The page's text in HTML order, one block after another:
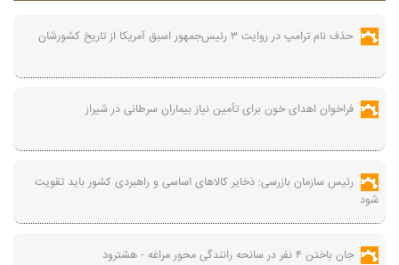
حذف نام ترامپ در روایت ۳ رئیس‌جمهور اسبق آمریکا از تاریخ کشورشان
فراخوان اهدای خون برای تأمین نیاز بیماران سرطانی در شیراز
رئیس سازمان بازرسی: ذخایر کالاهای اساسی و راهبردی کشور باید تقویت
شود
جان باختن ۴ نفر در سانحه رانندگی محور مراغه - هشترود